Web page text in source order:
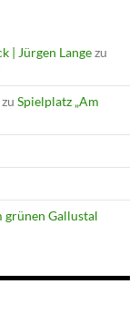
| Jürgen Langezu
zu Spielplatz „Am
grünen Gallustal